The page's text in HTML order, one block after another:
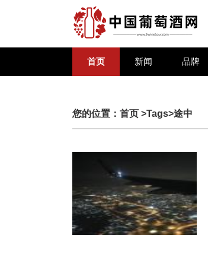
首页 新闻 品牌
您的位置： 首页 >Tags>途中